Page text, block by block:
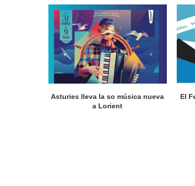
Asturies lleva la so música nueva
a Lorient
El